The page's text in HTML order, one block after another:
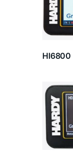
HI6800